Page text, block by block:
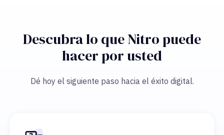
Descubra lo que Nitro puede
hacer por usted
Dé hoy el siguiente paso hacia el éxito digital.